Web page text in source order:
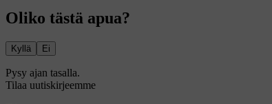
Oliko tästä apua?
Kyllä Ei